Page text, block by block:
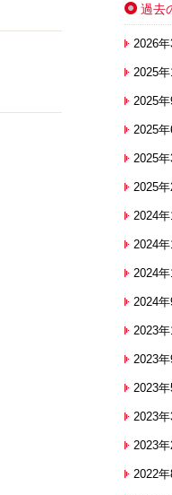
過去
2026年
2025年
2025年
2025年
2025年
2025年
2024年
2024年
2024年
2024年
2023年
2023年
2023年
2023年
2023年
2022年